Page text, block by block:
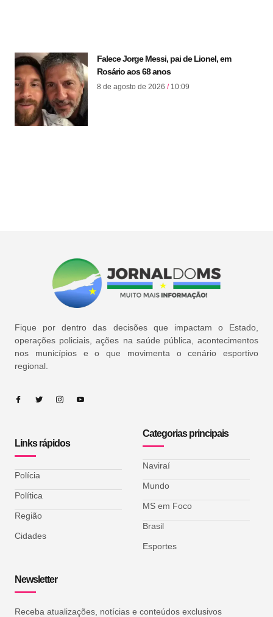
Falece Jorge Messi, pai de Lionel, em
Rosário aos 68 anos
8 de agosto de 2026 10:09
Fique por dentro das decisões que impactam o Estado,
operações policiais, ações na saúde pública, acontecimentos
nos municípios e o que movimenta o cenário esportivo
regional.
Links rápidos
Polícia
Política
Região
Cidades
Categorias principais
Naviraí
Mundo
MS em Foco
Brasil
Esportes
Newsletter
Receba atualizações, notícias e conteúdos exclusivos